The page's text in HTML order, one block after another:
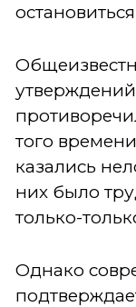
того
казались
них было
только-
Однако